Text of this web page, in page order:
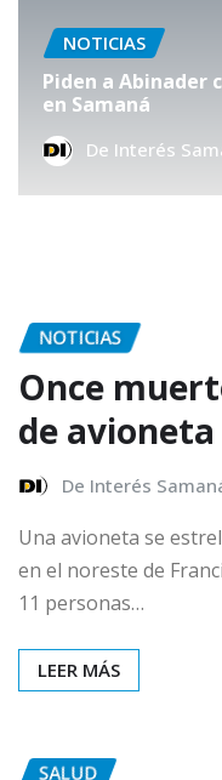
NOTICIAS
Piden a Abinader
en Samaná
De Interés
NOTICIAS
Once
de
De Interés
Una avioneta se
en el noreste de
11 personas…
LEER MÁS
SALUD